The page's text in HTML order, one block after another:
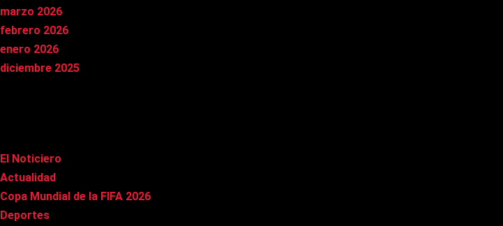
marzo 2026
febrero 2026
enero 2026
diciembre 2025
El Noticiero
Actualidad
Copa Mundial de la FIFA 2026
Deportes